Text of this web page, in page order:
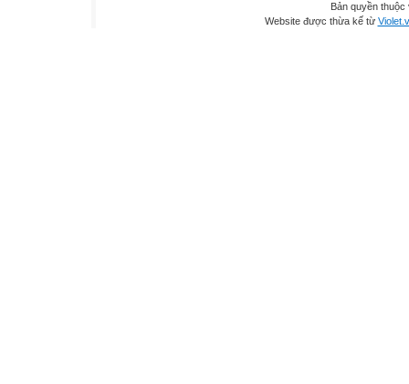
Bản quyền
Website được thừa kế từ